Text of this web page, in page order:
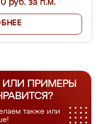
руб. за п.м.
ИЛИ ПРИМЕРЫ
также или